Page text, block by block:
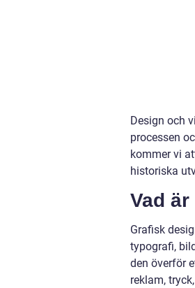
Design och
processen
kommer vi
historiska
Vad
Grafisk
typografi,
den överför
reklam,